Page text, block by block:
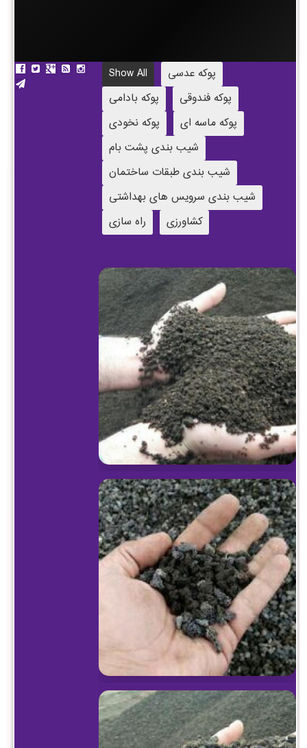
Show All
پوکه عدسی
پوکه بادامی
پوکه فندوقی
پوکه نخودی
پوکه ماسه ای
شیب بندی پشت بام
شیب بندی طبقات ساختمان
شیب بندی سرویس های بهداشتی
راه سازی
کشاورزی